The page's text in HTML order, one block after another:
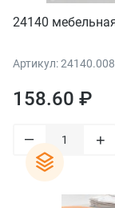
24140
Артикул:
158.60 ₽
– +